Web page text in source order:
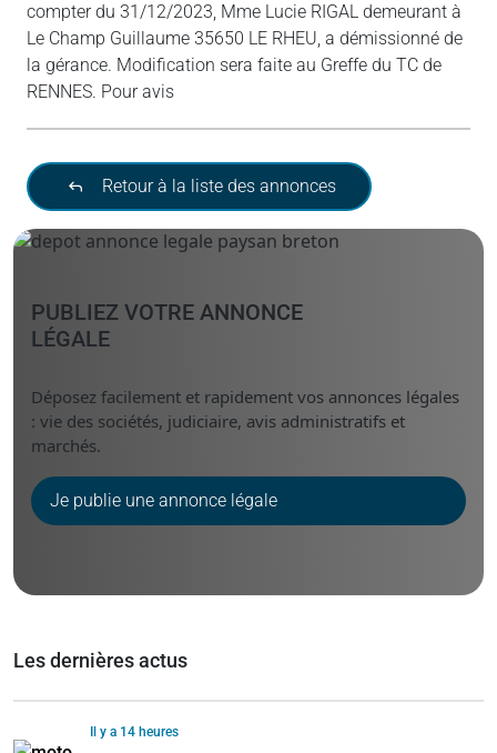
compter du 31/12/2023, Mme Lucie RIGAL demeurant à
Le Champ Guillaume 35650 LE RHEU, a démissionné de
la gérance. Modification sera faite au Greffe du TC de
RENNES. Pour avis
Retour à la liste des annonces
PUBLIEZ VOTRE ANNONCE
LÉGALE
Déposez facilement et rapidement vos annonces légales
: vie des sociétés, judiciaire, avis administratifs et
marchés.
Je publie une annonce légale
Les dernières actus
Il y a 14 heures